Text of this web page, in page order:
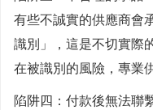
有些不誠實的供應商會
識別」，這是不切實際
在被識別的風險，專業
陷阱四：付款後無法聯